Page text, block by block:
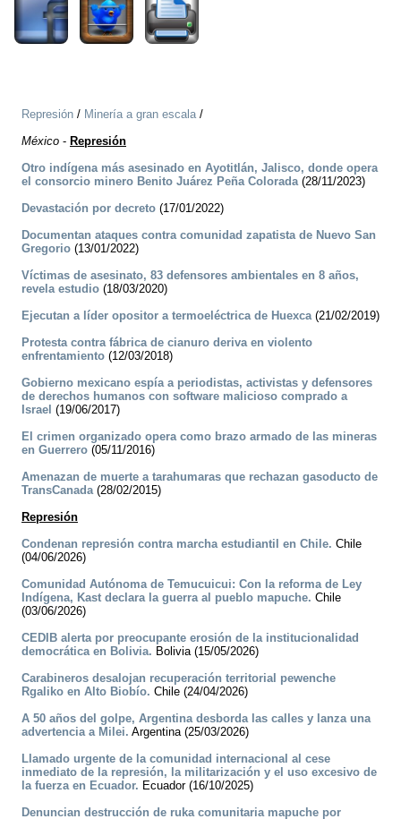
Represión / Minería a gran escala/
México - Represión
Otro indígena más asesinado en Ayotitlán, Jalisco, donde opera
el consorcio minero Benito Juárez Peña Colorada(28/11/2023)
Devastación por decreto (17/01/2022)
Documentan ataques contra comunidad zapatista de Nuevo San
Gregorio (13/01/2022)
Víctimas de asesinato, 83 defensores ambientales en 8 años,
revela estudio (18/03/2020)
Ejecutan a líder opositor a termoeléctrica de Huexca(21/02/2019)
Protesta contra fábrica de cianuro deriva en violento
enfrentamiento (12/03/2018)
Gobierno mexicano espía a periodistas, activistas y defensores
de derechos humanos con software malicioso comprado a
Israel (19/06/2017)
El crimen organizado opera como brazo armado de las mineras
en Guerrero (05/11/2016)
Amenazan de muerte a tarahumaras que rechazan gasoducto de
TransCanada(28/02/2015)
Represión
Condenan represión contra marcha estudiantil en Chile. Chile
(04/06/2026)
Comunidad Autónoma de Temucuicui: Con la reforma de Ley
Indígena, Kast declara la guerra al pueblo mapuche. Chile
(03/06/2026)
CEDIB alerta por preocupante erosión de la institucionalidad
democrática en Bolivia. Bolivia (15/05/2026)
Carabineros desalojan recuperación territorial pewenche
Rgaliko en Alto Biobío. Chile (24/04/2026)
A 50 años del golpe, Argentina desborda las calles y lanza una
advertencia a Milei. Argentina (25/03/2026)
Llamado urgente de la comunidad internacional al cese
inmediato de la represión, la militarización y el uso excesivo de
la fuerza en Ecuador. Ecuador (16/10/2025)
Denuncian destrucción de ruka comunitaria mapuche por